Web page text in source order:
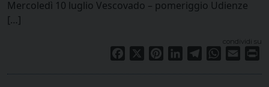
Mercoledì 10 luglio Vescovado – pomeriggio Udienze
[…]
condividi su
Facebook PinterestLinkedInTelegramWhatsApp
Email